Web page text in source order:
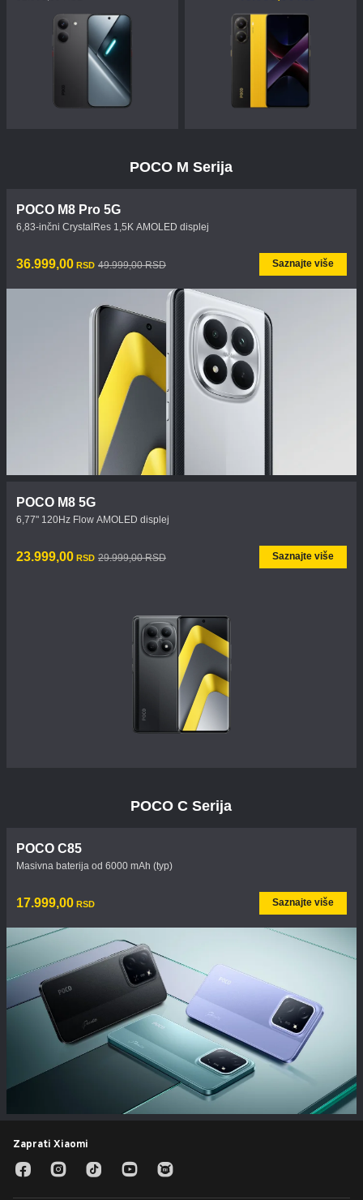
POCO M Serija
POCO M8 Pro 5G
6,83-inčni CrystalRes 1,5K AMOLED displej
36.999,00 RSD
Current Price RSD3699949.999,00 RSD
Tržišna cena 49.999,00 RSD Saznajte više
POCO M8 5G
6,77" 120Hz Flow AMOLED displej
23.999,00 RSD
Current Price RSD2399929.999,00 RSD
Tržišna cena 29.999,00 RSD Saznajte više
POCO C Serija
POCO C85
Masivna baterija od 6000 mAh (typ)
17.999,00 RSD
Current Price RSD17999 Saznajte više
Zaprati Xiaomi